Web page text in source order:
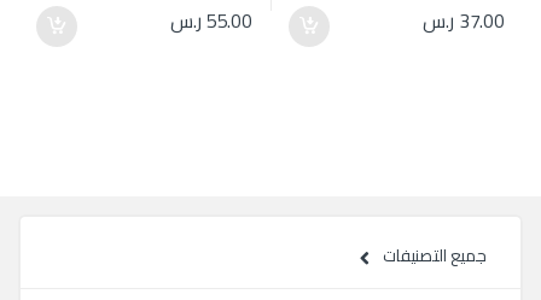
37.00 ر.س 55.00ر.س
جميع التصنيفات